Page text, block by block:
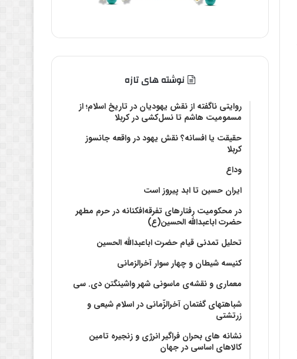
نوشته های تازه
روایتی ناگفته از نقش یهودیان در تاریخ اسلام؛ از
مسمومیت هاشم تا نسل‌کشی در کربلا
حقیقت یا افسانه؟‌ نقش یهود در واقعه جانسوز
کربلا
وداع
ایران حسین تا ابد پیروز است
در محکومیت رفتارهای تفرقه‌افکنانه در حرم مطهر
حضرت اباعبدالله الحسین(ع)
تحلیل تمدنی قیام حضرت اباعبدالله الحسین
کنیسه شیطان و چهار سوار آخرالزمانی
معماری و نقشه‌ی ماسونی شهر واشينگتن دی. سی
شباهتهای گفتمان آخر‌الزّمانی در اسلام شیعی و
زرتشتی
نشانه های بحران فراگیر انرژی و زنجیره تامین
کالاهای اساسی در جهان